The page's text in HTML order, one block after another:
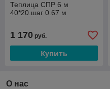
Теплица СПР 6 м
40*20.шаг 0.67 м
1 170 руб.
Купить
О нас